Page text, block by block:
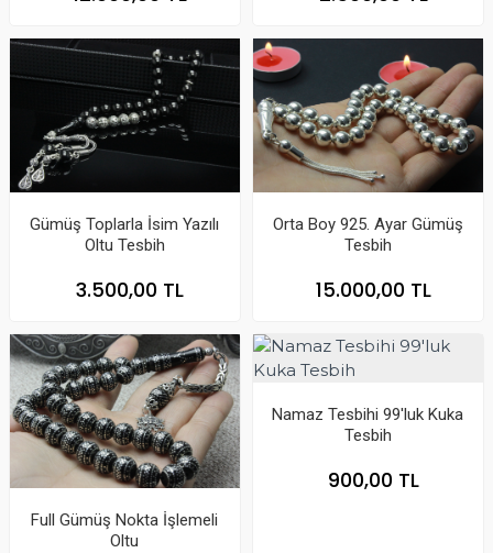
Gümüş Toplarla İsim Yazılı
Oltu Tesbih
3.500,00 TL
Orta Boy 925. Ayar Gümüş
Tesbih
15.000,00 TL
Full Gümüş Nokta İşlemeli
Oltu
Namaz Tesbihi 99'luk Kuka
Tesbih
900,00 TL